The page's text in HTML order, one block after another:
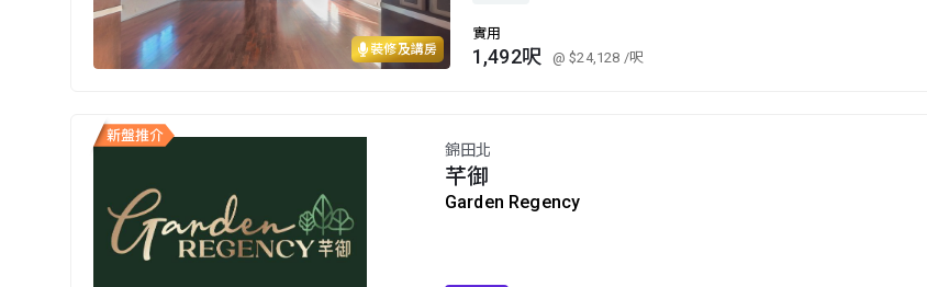
裝修及講房
實用
1,492呎 @ $24,128 /呎
錦田北
芊御
Garden Regency